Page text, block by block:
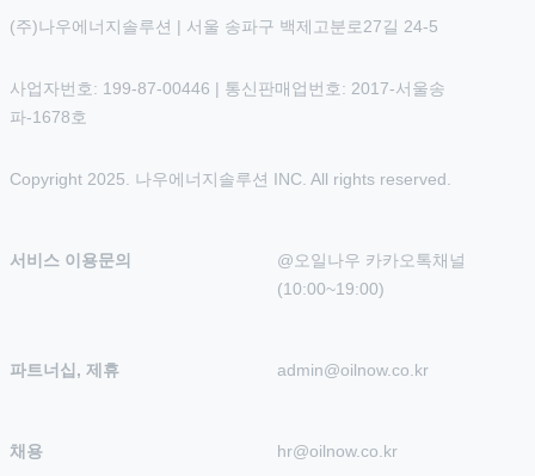
(주)나우에너지솔루션 | 서울 송파구 백제고분로27길 24-5
사업자번호: 199-87-00446 | 통신판매업번호: 2017-서울송
파-1678호
Copyright 2025. 나우에너지솔루션 INC. All rights reserved.
서비스 이용문의
@오일나우 카카오톡채널
(10:00~19:00)
파트너십, 제휴 admin@oilnow.co.kr
채용 hr@oilnow.co.kr